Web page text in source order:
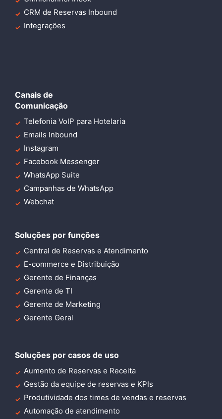
CRM de Reservas Inbound
Integrações
Canais de
Comunicação
Telefonia VoIP para Hotelaria
Emails Inbound
Instagram
Facebook Messenger
WhatsApp Suite
Campanhas de WhatsApp
Webchat
Soluções por funções
Central de Reservas e Atendimento
E-commerce e Distribuição
Gerente de Finanças
Gerente de TI
Gerente de Marketing
Gerente Geral
Soluções por casos de uso
Aumento de Reservas e Receita
Gestão da equipe de reservas e KPIs
Produtividade dos times de vendas e reservas
Automação de atendimento